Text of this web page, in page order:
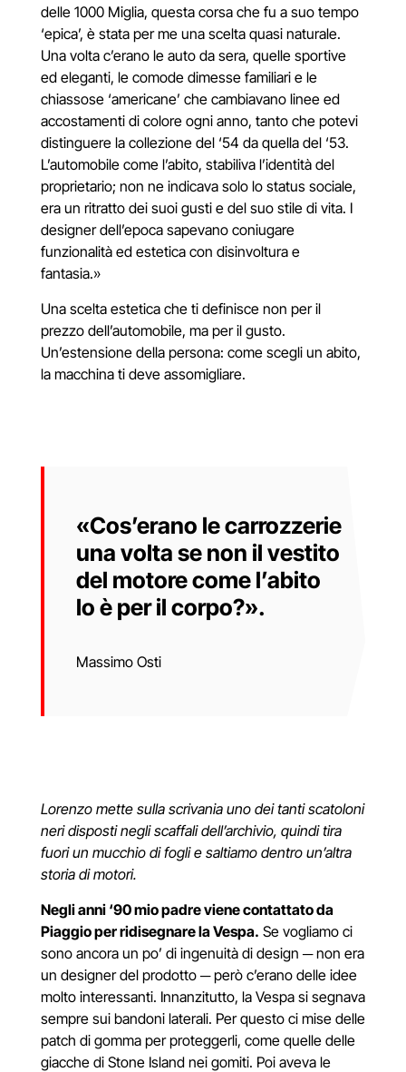
delle 1000 Miglia, questa corsa che fu a suo tempo
‘epica’, è stata per me una scelta quasi naturale.
Una volta c’erano le auto da sera, quelle sportive
ed eleganti, le comode dimesse familiari e le
chiassose ‘americane’ che cambiavano linee ed
accostamenti di colore ogni anno, tanto che potevi
distinguere la collezione del ‘54 da quella del ‘53.
L’automobile come l’abito, stabiliva l’identità del
proprietario; non ne indicava solo lo status sociale,
era un ritratto dei suoi gusti e del suo stile di vita. I
designer dell’epoca sapevano coniugare
funzionalità ed estetica con disinvoltura e
fantasia.»
Una scelta estetica che ti definisce non per il
prezzo dell’automobile, ma per il gusto.
Un’estensione della persona: come scegli un abito,
la macchina ti deve assomigliare.
«Cos’erano le carrozzerie
una volta se non il vestito
del motore come l’abito
lo è per il corpo?».
Massimo Osti
Lorenzo mette sulla scrivania uno dei tanti scatoloni
neri disposti negli scaffali dell’archivio, quindi tira
fuori un mucchio di fogli e saltiamo dentro un’altra
storia di motori.
Negli anni ‘90 mio padre viene contattato da
Piaggio per ridisegnare la Vespa. Se vogliamo ci
sono ancora un po’ di ingenuità di design ─non era
un designer del prodotto ─però c’erano delle idee
molto interessanti. Innanzitutto, la Vespa si segnava
sempre sui bandoni laterali. Per questo ci mise delle
patch di gomma per proteggerli, come quelle delle
giacche di Stone Island nei gomiti. Poi aveva le